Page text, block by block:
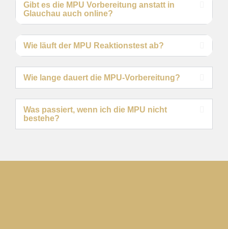
Gibt es die MPU Vorbereitung anstatt in
Glauchau auch online?
Wie läuft der MPU Reaktionstest ab?
Wie lange dauert die MPU-Vorbereitung?
Was passiert, wenn ich die MPU nicht
bestehe?